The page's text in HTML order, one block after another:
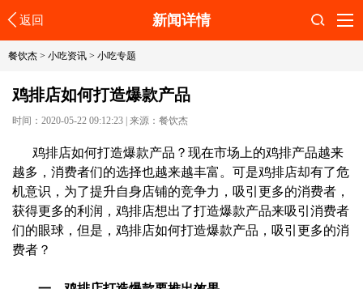
返回 新闻详情
餐饮杰 > 小吃资讯 > 小吃专题
鸡排店如何打造爆款产品
时间：2020-05-22 09:12:23 来源：餐饮杰
鸡排店如何打造爆款产品？现在市场上的鸡排产品越来
越多，消费者们的选择也越来越丰富。可是鸡排店却有了危
机意识，为了提升自身店铺的竞争力，吸引更多的消费者，
获得更多的利润，鸡排店想出了打造爆款产品来吸引消费者
们的眼球，但是，鸡排店如何打造爆款产品，吸引更多的消
费者？